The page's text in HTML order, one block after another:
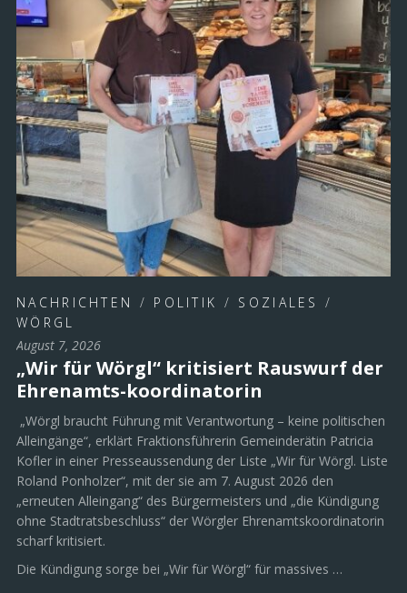
NACHRICHTEN / POLITIK / SOZIALES
/
WÖRGL
August 7, 2026
„Wir für Wörgl“ kritisiert Rauswurf der
Ehrenamts-koordinatorin
„Wörgl braucht Führung mit Verantwortung – keine politischen
Alleingänge“, erklärt Fraktionsführerin Gemeinderätin Patricia
Kofler in einer Presseaussendung der Liste „Wir für Wörgl. Liste
Roland Ponholzer“, mit der sie am 7. August 2026 den
„erneuten Alleingang“ des Bürgermeisters und „die Kündigung
ohne Stadtratsbeschluss“ der Wörgler Ehrenamtskoordinatorin
scharf kritisiert.
Die Kündigung sorge bei „Wir für Wörgl“ für massives …